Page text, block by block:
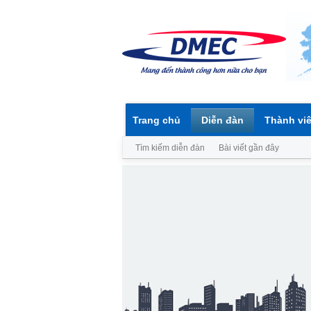
Trang chủ Diễn đàn
Tìm kiếm diễn đàn Bài viết gần đây
Thành